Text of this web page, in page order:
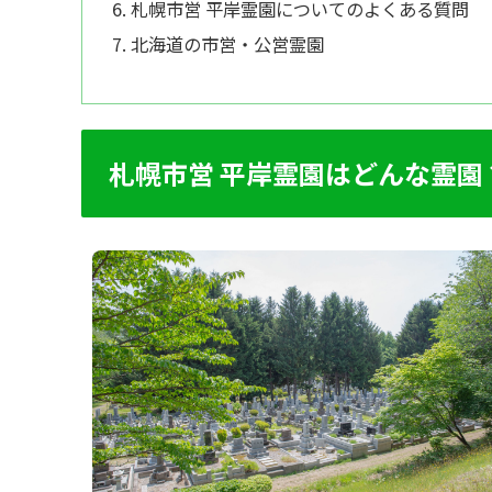
札幌市営 平岸霊園についてのよくある質問
北海道の市営・公営霊園
札幌市営 平岸霊園はどんな霊園